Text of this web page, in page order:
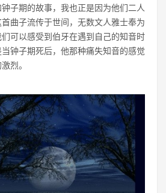
子期的故事，我也正是因为他们二人
曲子流传于世间，无数文人雅士奉为
可以感受到伯牙在遇到自己的知音时
钟子期死后，他那种痛失知音的感觉
烈。